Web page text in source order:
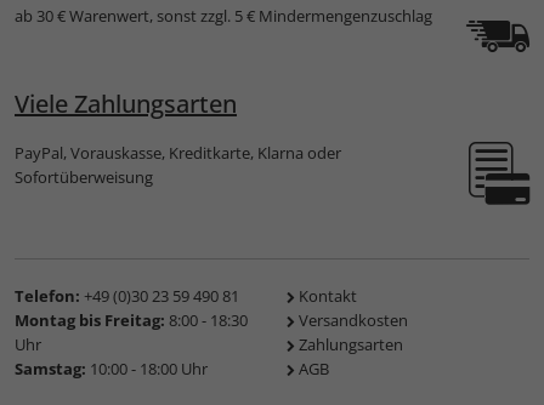
ab 30 € Warenwert, sonst zzgl. 5 € Mindermengenzuschlag
Viele Zahlungsarten
PayPal, Vorauskasse, Kreditkarte, Klarna oder
Sofortüberweisung
Telefon: +49 (0)30 23 59 490 81
Montag bis Freitag: 8:00 - 18:30
Uhr
Samstag: 10:00 - 18:00 Uhr
Kontakt
Versandkosten
Zahlungsarten
AGB